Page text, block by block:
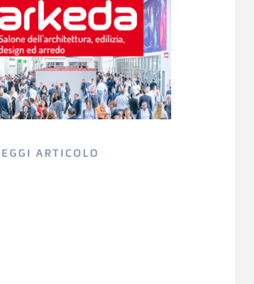
ARTICOLO